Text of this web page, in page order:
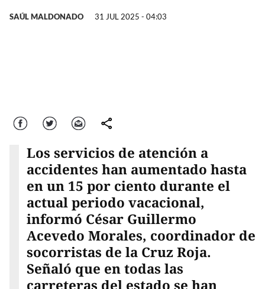
SAÚL MALDONADO 31 JUL 2025 - 04:03
Facebook Twitter Correo comparte
Los servicios de atención a
accidentes han aumentado hasta
en un 15 por ciento durante el
actual periodo vacacional,
informó César Guillermo
Acevedo Morales, coordinador de
socorristas de la Cruz Roja.
Señaló que en todas las
carreteras del estado se han